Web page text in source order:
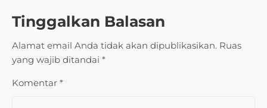
Tinggalkan Balasan
Alamat email Anda tidak akan dipublikasikan. Ruas
yang wajib ditandai *
Komentar *